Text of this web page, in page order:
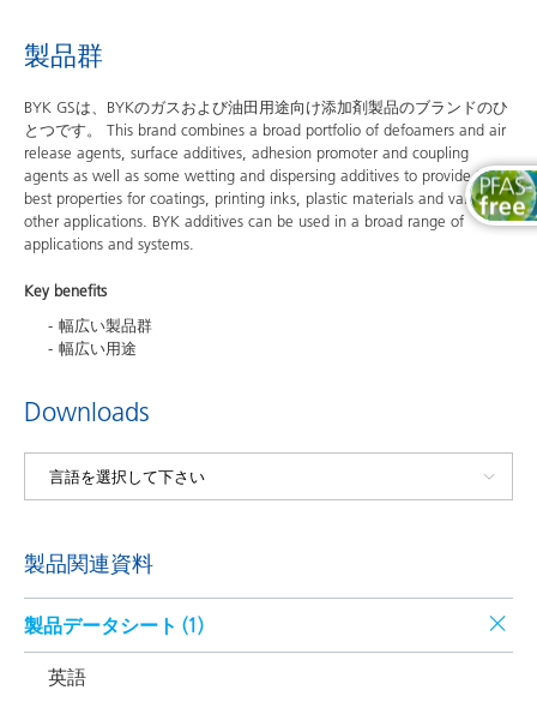
製品群
BYK GSは、BYKのガスおよび油田用途向け添加剤製品のブランドのひ
とつです。 This brand combines a broad portfolio of defoamers and air
release agents, surface additives, adhesion promoter and coupling
agents as well as some wetting and dispersing additives to provide the
best properties for coatings, printing inks, plastic materials and various
other applications. BYK additives can be used in a broad range of
applications and systems.
Key benefits
幅広い製品群
幅広い用途
Downloads
製品関連資料
製品データシート (1)
英語